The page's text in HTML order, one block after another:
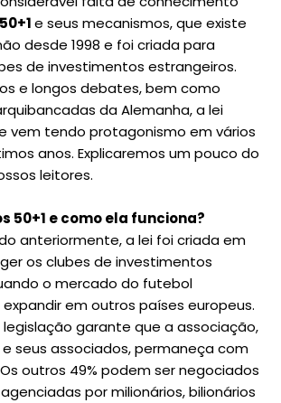
e seus mecanismos, que existe
desde 1998 e foi criada para
de investimentos estrangeiros.
e longos debates, bem como
da Alemanha, a lei
vem tendo protagonismo em vários
anos. Explicaremos um pouco do
leitores.
50+1 e como ela funciona?
anteriormente, a lei foi criada em
os clubes de investimentos
o mercado do futebol
em outros países europeus.
garante que a associação,
seus associados, permaneça com
outros 49% podem ser negociados
por milionários, bilionários